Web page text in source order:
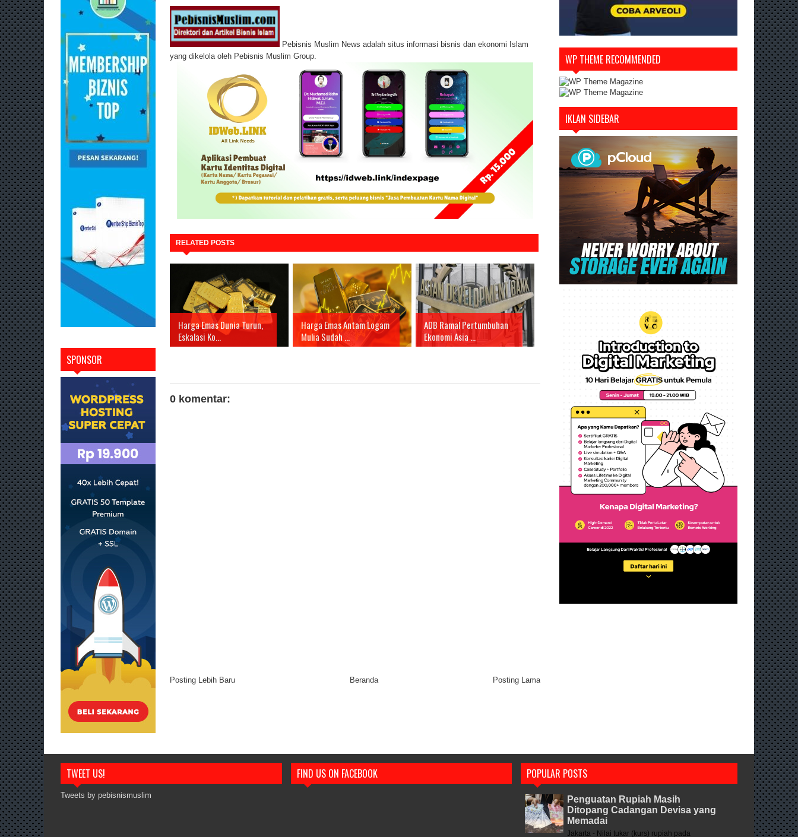
SPONSOR
Pebisnis Muslim News adalah situs informasi bisnis dan ekonomi Islam
yang dikelola oleh Pebisnis Muslim Group.
RELATED POSTS
Harga Emas Dunia Turun,
Eskalasi Ko...
Harga Emas Antam Logam
Mulia Sudah ...
ADB Ramal Pertumbuhan
Ekonomi Asia ...
0 komentar:
Posting Lebih Baru Posting Lama
Beranda
WP THEME RECOMMENDED
IKLAN SIDEBAR
TWEET US!
Tweets by pebisnismuslim
FIND US ON FACEBOOK POPULAR POSTS
Penguatan Rupiah Masih
Ditopang Cadangan Devisa yang
Memadai
Jakarta - Nilai tukar (kurs) rupiah pada